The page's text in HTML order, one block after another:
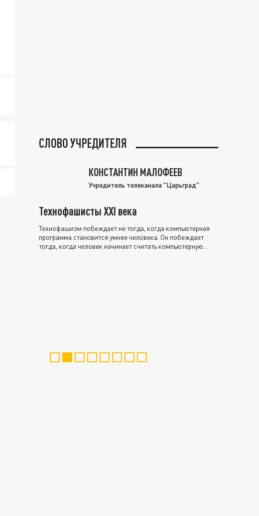
СЛОВО УЧРЕДИТЕЛЯ
КОНСТАНТИН МАЛОФЕЕВ
Учредитель телеканала "Царьград"
Технофашисты XXI века
Технофашизм побеждает не тогда, когда компьютерная
программа становится умнее человека. Он побеждает
тогда, когда человек начинает считать компьютерную